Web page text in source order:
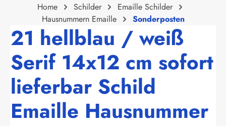
Home Schilder
Emaille Schilder
Hausnummern Emaille
Sonderposten
21 hellblau / weiß
Serif 14x12 cm sofort
lieferbar Schild
Emaille Hausnummer